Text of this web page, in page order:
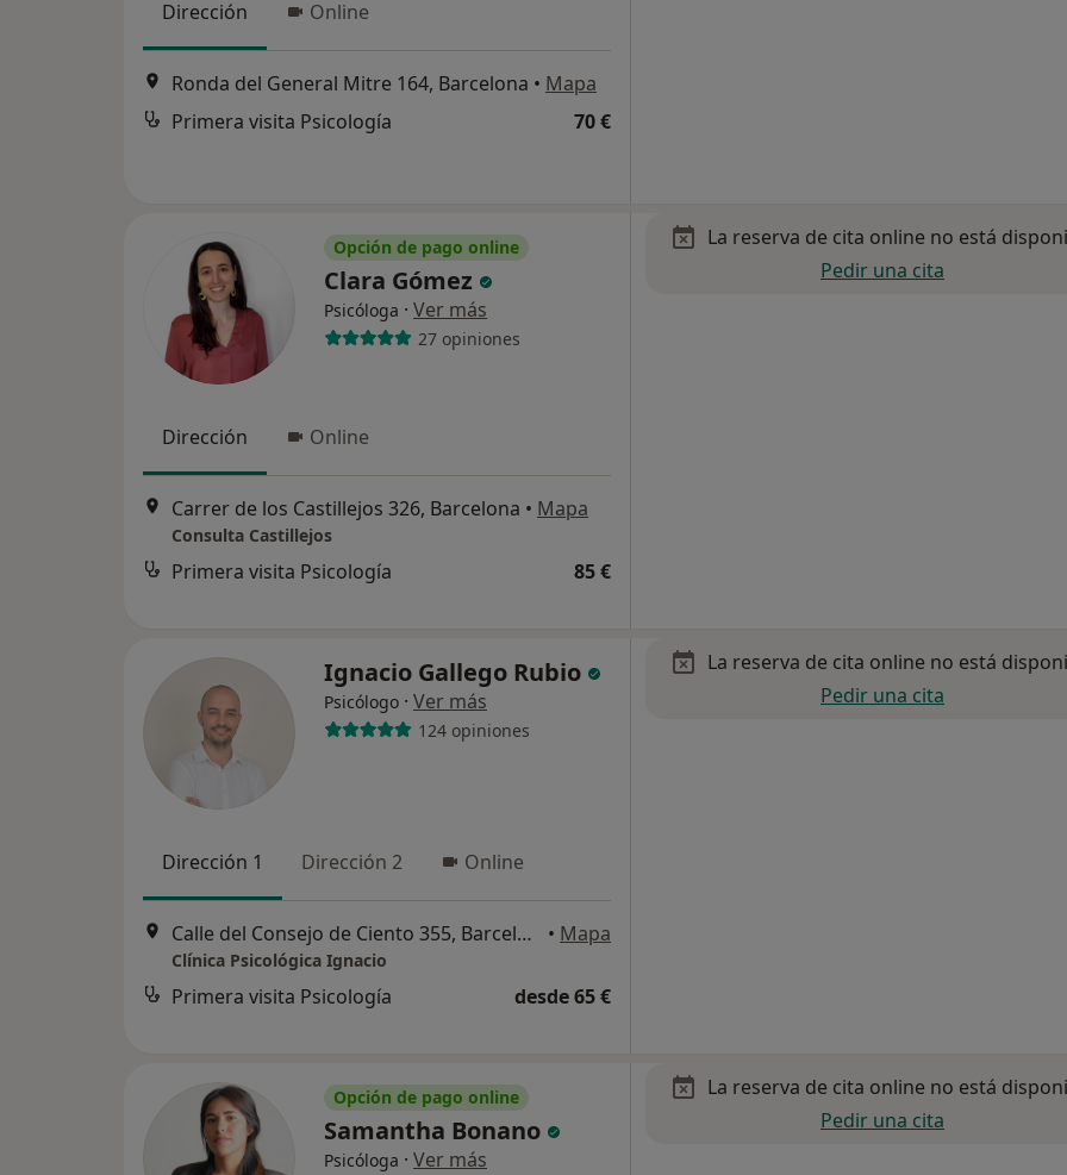
Dirección Online
Ronda del General Mitre 164, Barcelona • Mapa
Primera visita Psicología
70 €
Opción de pago online
Clara Gómez
Psicóloga · Ver más
27 opiniones
Dirección Online
Carrer de los Castillejos 326, Barcelona • Mapa
Consulta Castillejos
Primera visita Psicología 85 €
La reserva de cita online no está
Pedir una cita
Ignacio Gallego Rubio
Psicólogo · Ver más
124 opiniones
Dirección 1 Dirección 2 Online
Calle del Consejo de Ciento 355, Barcelona • Mapa
Clínica Psicológica Ignacio
Primera visita Psicología desde 65 €
La reserva de cita online no está
Pedir una cita
Opción de pago online
Samantha Bonano
Psicóloga · Ver más
La reserva de cita online no está
Pedir una cita